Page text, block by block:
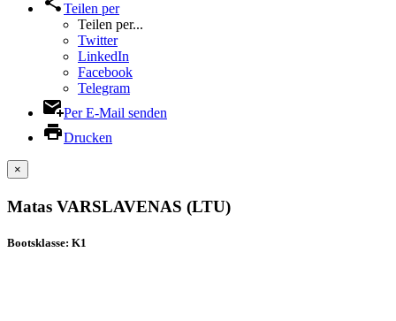
Teilen per
Teilen per...
Twitter
LinkedIn
Facebook
Telegram
Per E-Mail senden
Drucken
×
Matas VARSLAVENAS (LTU)
Bootsklasse: K1